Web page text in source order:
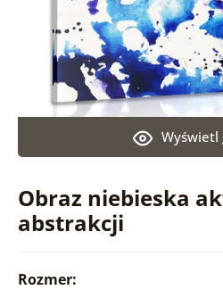
Obraz niebieska
abstrakcji
Wyświetl
Rozmer: